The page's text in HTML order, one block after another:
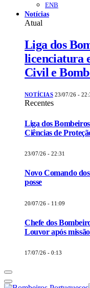
ENB
Notícias
Atual
Liga dos
licenciatura
Civil e
NOTÍCIAS 23/07/26 -
Recentes
Liga dos
Ciências de
23/07/26 - 22:31
Novo Comando
posse
20/07/26 - 11:09
Chefe dos
Louvor após
17/07/26 - 0:13